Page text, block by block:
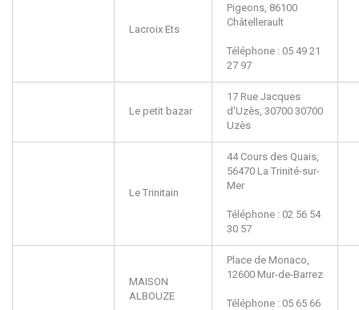
Lacroix Ets
Pigeons, 86100
Châtellerault
Téléphone : 05 49 21
27 97
Le petit bazar
17 Rue Jacques
d'Uzès, 30700 30700
Uzès
Le Trinitain
44 Cours des Quais,
56470 La Trinité-sur-
Mer
Téléphone : 02 56 54
30 57
MAISON
ALBOUZE
Place de Monaco,
12600 Mur-de-Barrez
Téléphone : 05 65 66